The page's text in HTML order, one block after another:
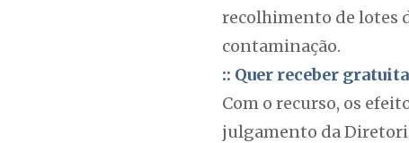
recolhimento de lotes
contaminação.
:: Quer receber
Com o recurso, os
julgamento da